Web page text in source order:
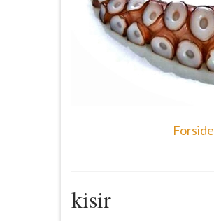
Forside
kisir